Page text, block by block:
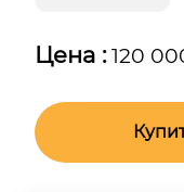
Цена :120